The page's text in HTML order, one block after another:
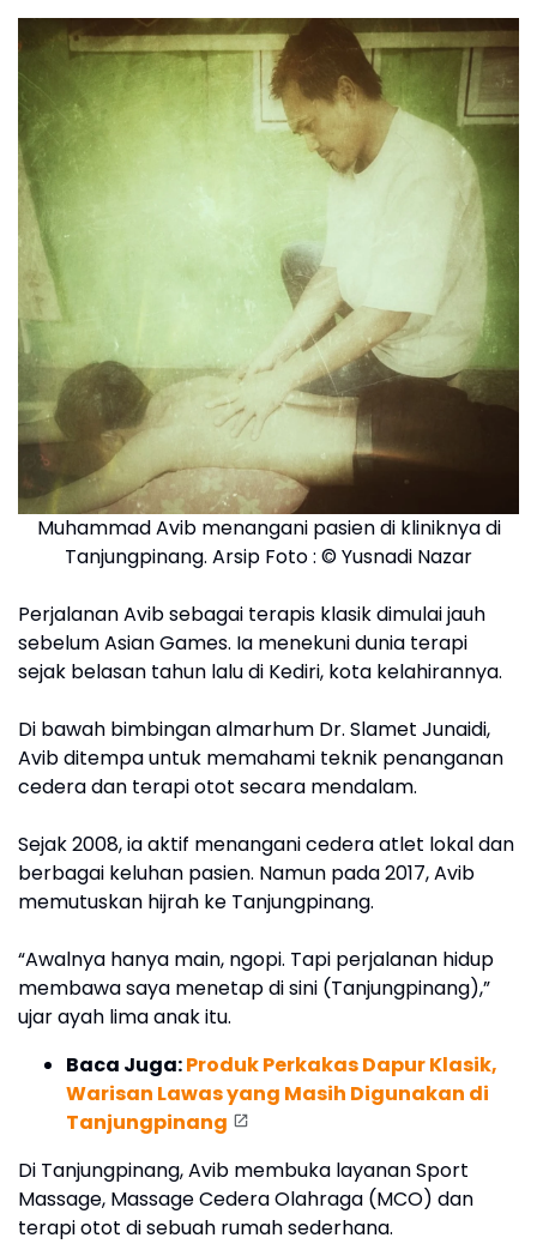
Muhammad Avib menangani pasien di kliniknya di
Tanjungpinang. Arsip Foto : © Yusnadi Nazar
Perjalanan Avib sebagai terapis klasik dimulai jauh
sebelum Asian Games. Ia menekuni dunia terapi
sejak belasan tahun lalu di Kediri, kota kelahirannya.
Di bawah bimbingan almarhum Dr. Slamet Junaidi,
Avib ditempa untuk memahami teknik penanganan
cedera dan terapi otot secara mendalam.
Sejak 2008, ia aktif menangani cedera atlet lokal dan
berbagai keluhan pasien. Namun pada 2017, Avib
memutuskan hijrah ke Tanjungpinang.
“Awalnya hanya main, ngopi. Tapi perjalanan hidup
membawa saya menetap di sini (Tanjungpinang),”
ujar ayah lima anak itu.
Baca Juga:Produk Perkakas Dapur Klasik,
Warisan Lawas yang Masih Digunakan di
Tanjungpinang
Di Tanjungpinang, Avib membuka layanan Sport
Massage, Massage Cedera Olahraga (MCO) dan
terapi otot di sebuah rumah sederhana.